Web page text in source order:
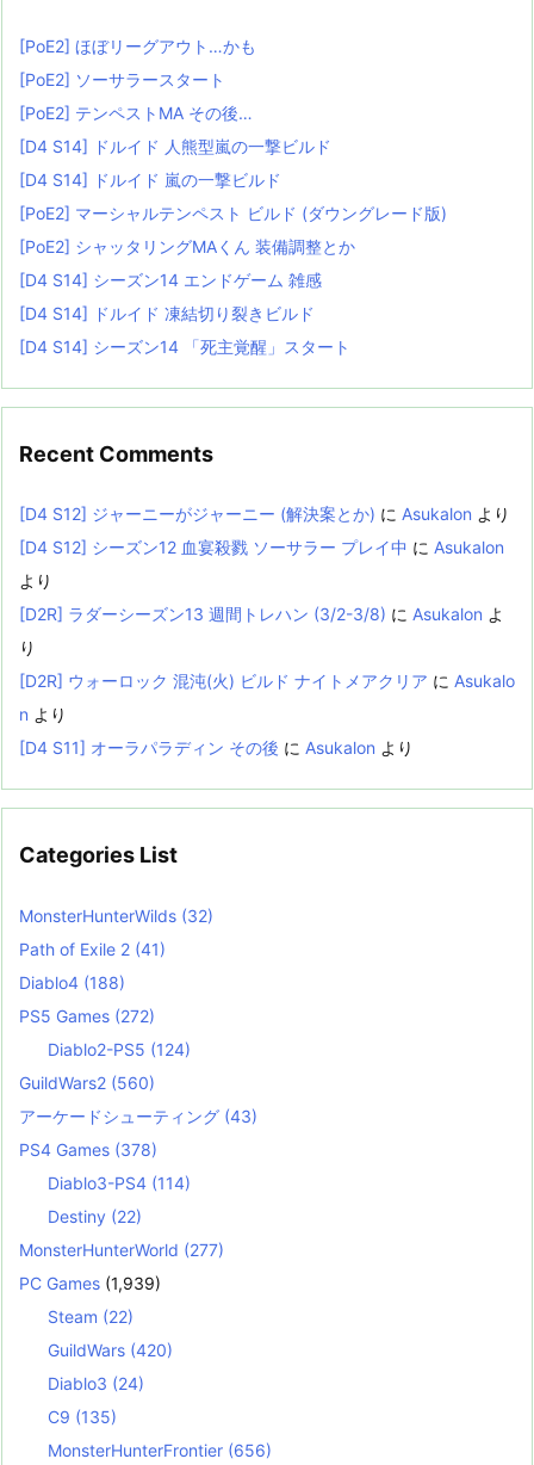
[PoE2] ほぼリーグアウト…かも
[PoE2] ソーサラースタート
[PoE2] テンペストMA その後…
[D4 S14] ドルイド 人熊型嵐の一撃ビルド
[D4 S14] ドルイド 嵐の一撃ビルド
[PoE2] マーシャルテンペスト ビルド (ダウングレード版)
[PoE2] シャッタリングMAくん 装備調整とか
[D4 S14] シーズン14 エンドゲーム 雑感
[D4 S14] ドルイド 凍結切り裂きビルド
[D4 S14] シーズン14 「死主覚醒」スタート
Recent Comments
[D4 S12] ジャーニーがジャーニー (解決案とか) に Asukalon より
[D4 S12] シーズン12 血宴殺戮 ソーサラー プレイ中 に Asukalon
より
[D2R] ラダーシーズン13 週間トレハン (3/2-3/8) に Asukalon よ
り
[D2R] ウォーロック 混沌(火) ビルド ナイトメアクリア に Asukalo
n より
[D4 S11] オーラパラディン その後 に Asukalon より
Categories List
MonsterHunterWilds (32)
Path of Exile 2 (41)
Diablo4 (188)
PS5 Games (272)
Diablo2-PS5 (124)
GuildWars2 (560)
アーケードシューティング (43)
PS4 Games (378)
Diablo3-PS4 (114)
Destiny (22)
MonsterHunterWorld (277)
PC Games (1,939)
Steam (22)
GuildWars (420)
Diablo3 (24)
C9 (135)
MonsterHunterFrontier (656)